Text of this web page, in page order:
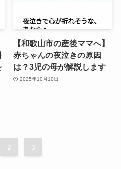
【和歌山市の産後ママへ】
赤ちゃんの夜泣きの原因
は？3児の母が解説します
2025年10月10日
2 3